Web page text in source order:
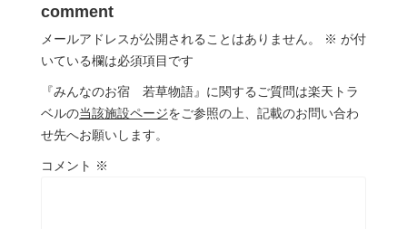
comment
メールアドレスが公開されることはありません。 ※ が付
いている欄は必須項目です
『みんなのお宿 若草物語』に関するご質問は楽天トラ
ベルの当該施設ページをご参照の上、記載のお問い合わ
せ先へお願いします。
コメント ※